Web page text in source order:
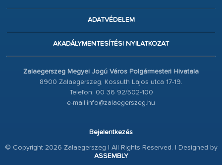
ADATVÉDELEM
AKADÁLYMENTESÍTÉSI NYILATKOZAT
Zalaegerszeg Megyei Jogú Város Polgármesteri Hivatala
8900 Zalaegerszeg, Kossuth Lajos utca 17-19.
Telefon: 00 36 92/502-100
e-mail:info@zalaegerszeg.hu
Bejelentkezés
© Copyright 2026 Zalaegerszeg | All Rights Reserved. | Designed by
ASSEMBLY